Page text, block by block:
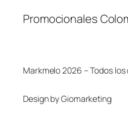
Promocionales
Markmelo 2026 – Todos
Design by Giomarketing